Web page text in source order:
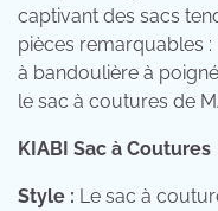
captivant des sacs
pièces remarquables
à bandoulière à
le sac à coutures de
KIABI Sac à Coutures
Style : Le sac à